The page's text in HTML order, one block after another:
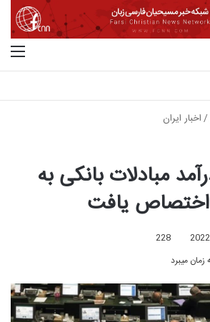
/اخبار ایران
مبادلات بانکی به
اختصاص یافت
228